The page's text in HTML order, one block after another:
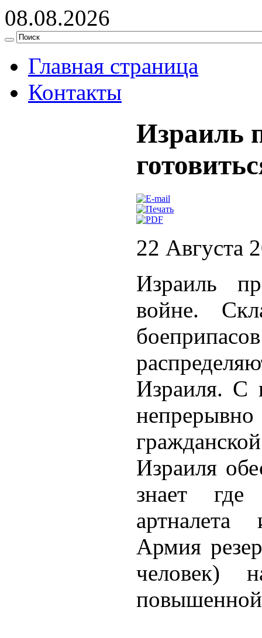
08.08.2026
Главная страница
Контакты
Израиль
22 Августа
Израиль
войне.
Израиля. С
Израиля
знает где
Армия
человек)
повышенной